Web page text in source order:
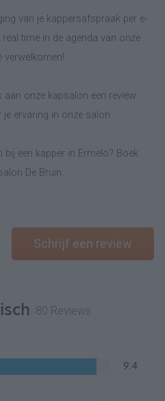
van je kappersafspraak per e-
time in de agenda van onze
verwelkomen!
onze kapsalon een review
je ervaring in onze salon.
een kapper in Ermelo? Boek
De Bruin.
Schrijf een review
80 Reviews
9.4